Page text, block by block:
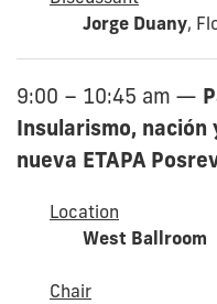
Jorge Duany,
9:00 – 10:45 am —
Insularismo, nación
nueva ETAPA
Location
West Ballroom
Chair